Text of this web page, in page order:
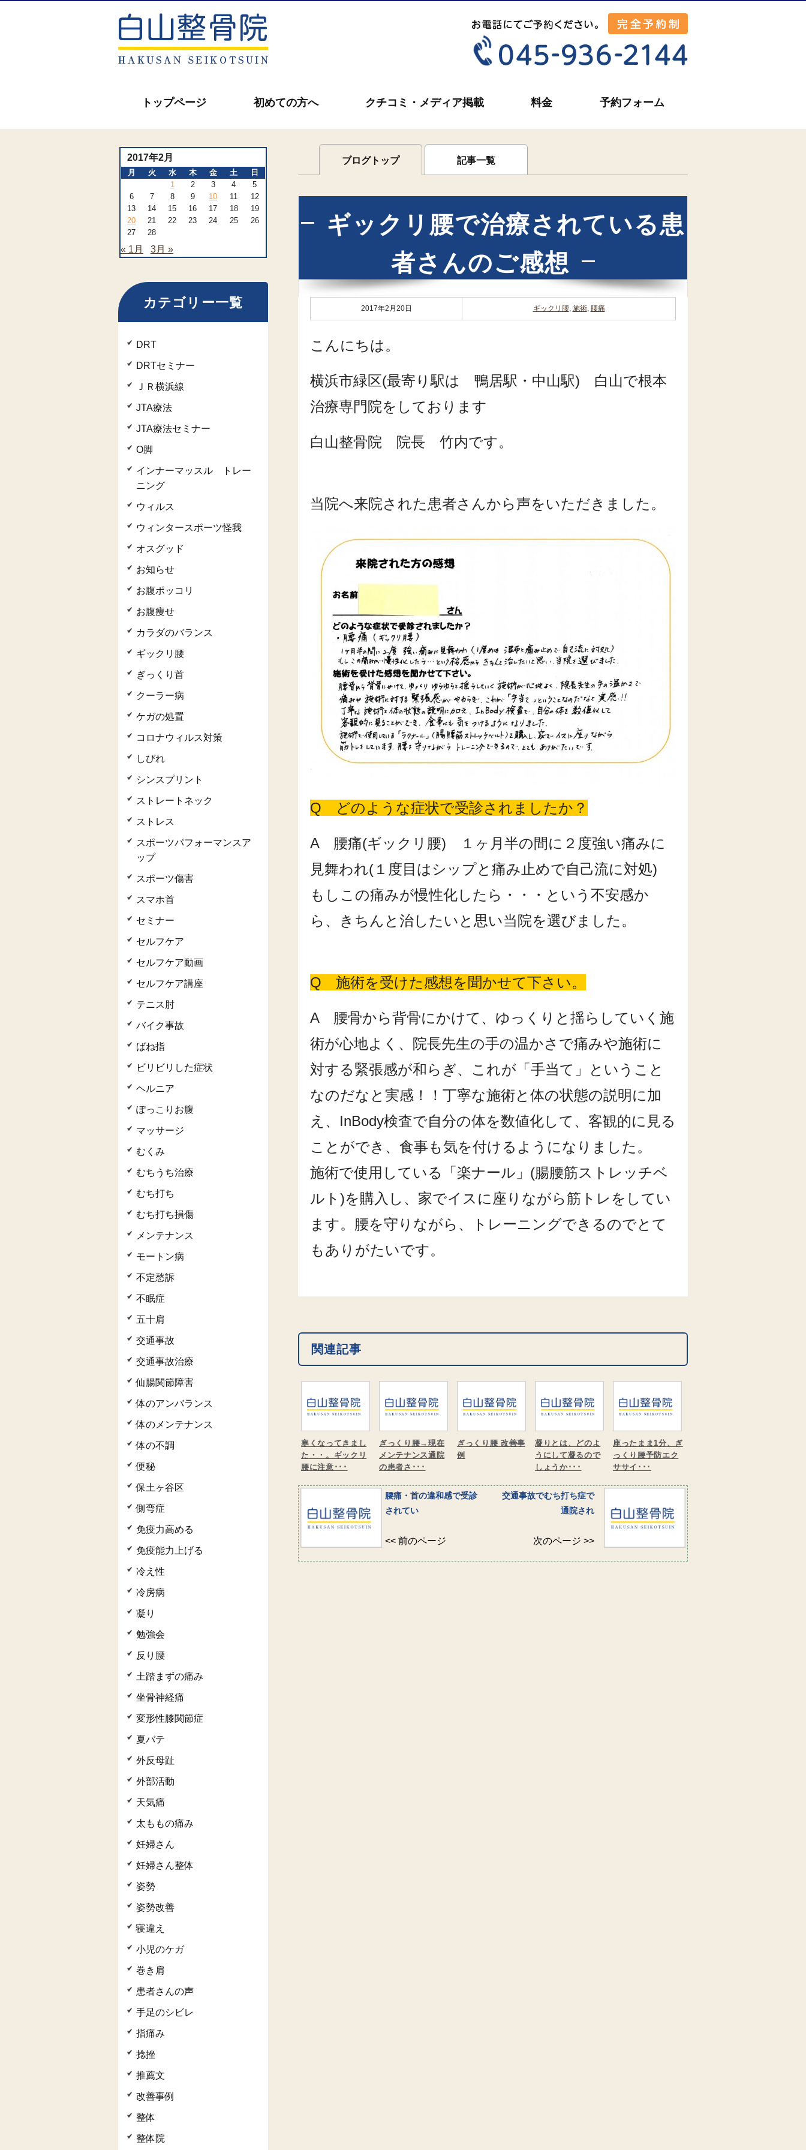
トップページ 初めての方へ クチコミ・メディア掲載 料金 予約フォーム
ブログトップ 記事一覧
ギックリ腰で治療されている患
者さんのご感想
2017年2月20日 ギックリ腰, 施術, 腰痛
こんにちは。
横浜市緑区(最寄り駅は 鴨居駅・中山駅) 白山で根本
治療専門院をしております
白山整骨院 院長 竹内です。
当院へ来院された患者さんから声をいただきました。
Q どのような症状で受診されましたか？
A 腰痛(ギックリ腰) １ヶ月半の間に２度強い痛みに
見舞われ(１度目はシップと痛み止めで自己流に対処)
もしこの痛みが慢性化したら・・・という不安感か
ら、きちんと治したいと思い当院を選びました。
Q 施術を受けた感想を聞かせて下さい。
A 腰骨から背骨にかけて、ゆっくりと揺らしていく施
術が心地よく、院長先生の手の温かさで痛みや施術に
対する緊張感が和らぎ、これが「手当て」ということ
なのだなと実感！！丁寧な施術と体の状態の説明に加
え、InBody検査で自分の体を数値化して、客観的に見る
ことができ、食事も気を付けるようになりました。
施術で使用している「楽ナール」(腸腰筋ストレッチベ
ルト)を購入し、家でイスに座りながら筋トレをしてい
ます。腰を守りながら、トレーニングできるのでとて
もありがたいです。
関連記事
寒くなってきまし
た・・。ギックリ
腰に注意･･･
ぎっくり腰→現在
メンテナンス通院
の患者さ･･･
ぎっくり腰 改善事
例
凝りとは、どのよ
うにして凝るので
しょうか･･･
座ったまま1分、ぎ
っくり腰予防エク
ササイ･･･
腰痛・首の違和感で受診
されてい
<< 前のページ
交通事故でむち打ち症で
通院され
次のページ >>
2017年2月
月 火 水 木 金 土
日
1
2 3 4
5
6
7 8 9 10 11
12
13
14 15 16 17 18
19
20
21 22 23 24 25
26
27
28
« 1月 3月 »
カテゴリー一覧
DRT
DRTセミナー
ＪＲ横浜線
JTA療法
JTA療法セミナー
O脚
インナーマッスル トレー
ニング
ウィルス
ウィンタースポーツ怪我
オスグッド
お知らせ
お腹ポッコリ
お腹痩せ
カラダのバランス
ギックリ腰
ぎっくり首
クーラー病
ケガの処置
コロナウィルス対策
しびれ
シンスプリント
ストレートネック
ストレス
スポーツパフォーマンスア
ップ
スポーツ傷害
スマホ首
セミナー
セルフケア
セルフケア動画
セルフケア講座
テニス肘
バイク事故
ばね指
ビリビリした症状
ヘルニア
ぽっこりお腹
マッサージ
むくみ
むちうち治療
むち打ち
むち打ち損傷
メンテナンス
モートン病
不定愁訴
不眠症
五十肩
交通事故
交通事故治療
仙腸関節障害
体のアンバランス
体のメンテナンス
体の不調
便秘
保土ヶ谷区
側弯症
免疫力高める
免疫能力上げる
冷え性
冷房病
凝り
勉強会
反り腰
土踏まずの痛み
坐骨神経痛
変形性膝関節症
夏バテ
外反母趾
外部活動
天気痛
太ももの痛み
妊婦さん
妊婦さん整体
姿勢
姿勢改善
寝違え
小児のケガ
巻き肩
患者さんの声
手足のシビレ
指痛み
捻挫
推薦文
改善事例
整体
整体院